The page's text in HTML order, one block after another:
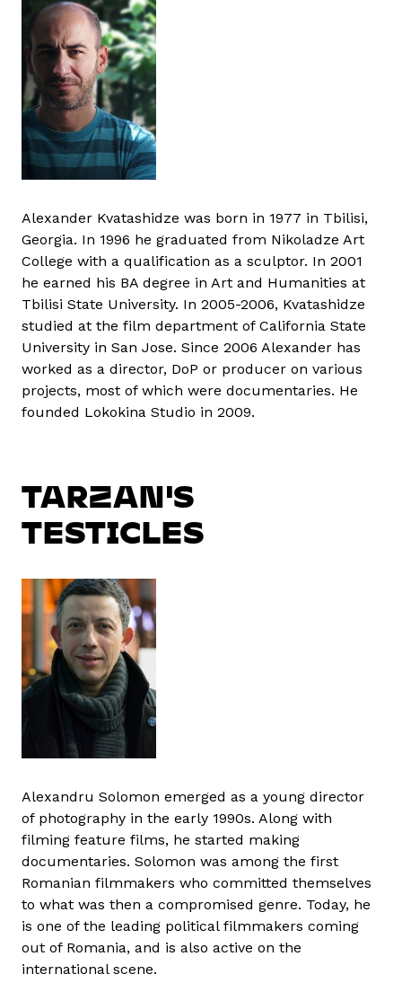
Alexander Kvatashidze was born in 1977 in Tbilisi,
Georgia. In 1996 he graduated from Nikoladze Art
College with a qualification as a sculptor. In 2001
he earned his BA degree in Art and Humanities at
Tbilisi State University. In 2005-2006, Kvatashidze
studied at the film department of California State
University in San Jose. Since 2006 Alexander has
worked as a director, DoP or producer on various
projects, most of which were documentaries. He
founded Lokokina Studio in 2009.
TARZAN'S
TESTICLES
Alexandru Solomon emerged as a young director
of photography in the early 1990s. Along with
filming feature films, he started making
documentaries. Solomon was among the first
Romanian filmmakers who committed themselves
to what was then a compromised genre. Today, he
is one of the leading political filmmakers coming
out of Romania, and is also active on the
international scene.